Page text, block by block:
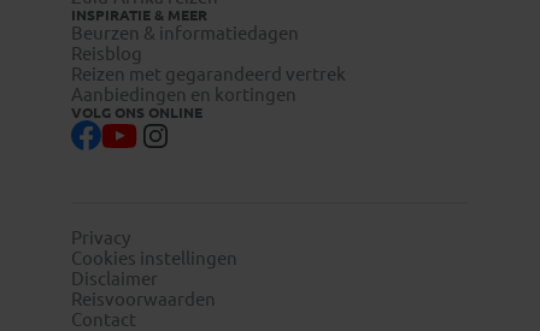
het aantal deelnemers, ondanks een gegarandeerd
vertrek, bij dat één gezin blijft, dit kan ook komen door
annuleringen van andere gezinnen. In dat geval is er
geen sprake meer van een groep en vervalt de
vertrekgarantie. Tenzij in overleg anders wordt
besloten.
INSPIRATIE & MEER
Beurzen & informatiedagen
Reisblog
Reizen met gegarandeerd vertrek
Aanbiedingen en kortingen
VOLG ONS ONLINE
Privacy
Cookies instellingen
Disclaimer
Reisvoorwaarden
Contact